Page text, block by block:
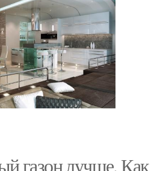
газон лучше. Как